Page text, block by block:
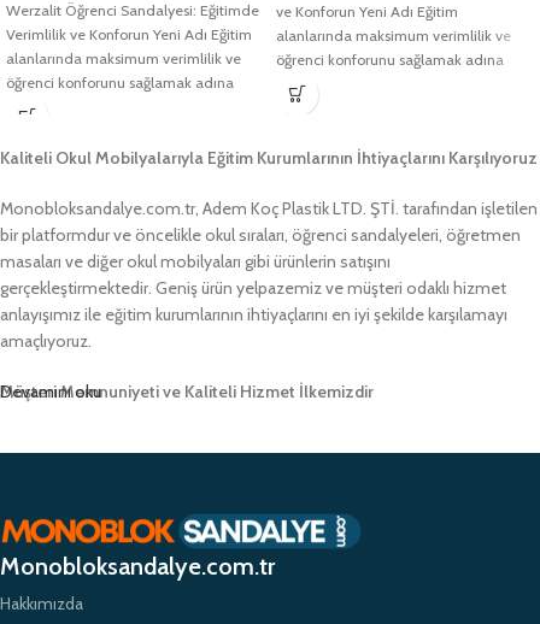
Werzalit Öğrenci Sandalyesi: Eğitimde
Verimlilik ve Konforun Yeni Adı Eğitim
alanlarında maksimum verimlilik ve
öğrenci konforunu sağlamak adına
geliştirilmiş olan
ve Konforun Yeni Adı Eğitim
alanlarında maksimum verimlilik ve
öğrenci konforunu sağlamak adına
geliştirilmiş olan Öğrenci
Kaliteli Okul Mobilyalarıyla Eğitim Kurumlarının İhtiyaçlarını Karşılıyoruz
Monobloksandalye.com.tr, Adem Koç Plastik LTD. ŞTİ. tarafından işletilen
bir platformdur ve öncelikle okul sıraları, öğrenci sandalyeleri, öğretmen
masaları ve diğer okul mobilyaları gibi ürünlerin satışını
gerçekleştirmektedir. Geniş ürün yelpazemiz ve müşteri odaklı hizmet
anlayışımız ile eğitim kurumlarının ihtiyaçlarını en iyi şekilde karşılamayı
amaçlıyoruz.
Müşteri Memnuniyeti ve Kaliteli Hizmet İlkemizdir
zamanında teslimat garantimizle eğitim kurumlarının ihtiyaçlarına hızlı ve
etkili çözümler sunarak sektörde öncü bir konumda yer almayı
amaçlıyoruz.
Devamını oku
Monobloksandalye.com.tr
Hakkımızda